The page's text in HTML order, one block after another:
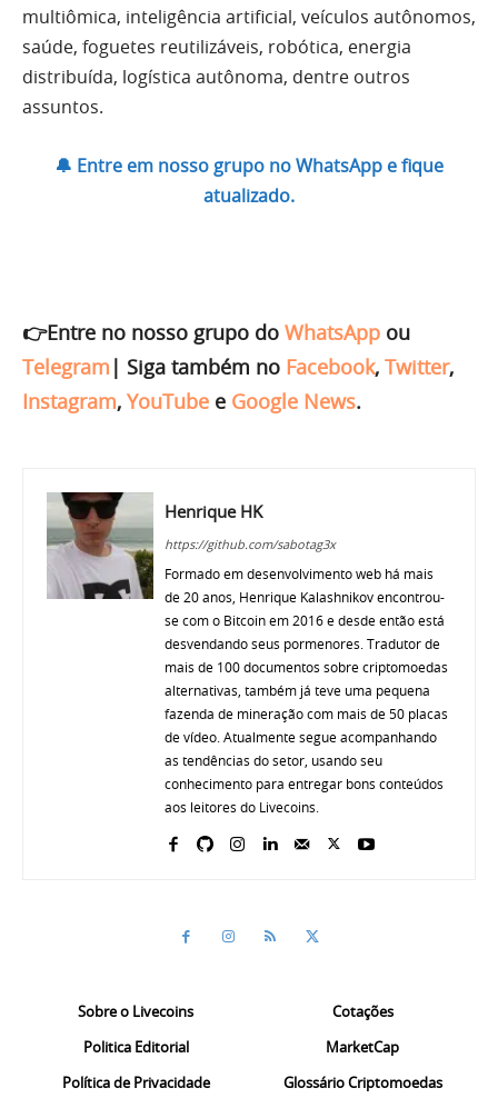
multiômica, inteligência artificial, veículos autônomos,
saúde, foguetes reutilizáveis, robótica, energia
distribuída, logística autônoma, dentre outros
assuntos.
🔔 Entre em nosso grupo no WhatsApp e fique
atualizado.
👉Entre no nosso grupo do WhatsApp ou
Telegram | Siga também no Facebook, Twitter,
Instagram, YouTube e Google News.
Henrique HK
https://github.com/sabotag3x
Formado em desenvolvimento web há mais
de 20 anos, Henrique Kalashnikov encontrou-
se com o Bitcoin em 2016 e desde então está
desvendando seus pormenores. Tradutor de
mais de 100 documentos sobre criptomoedas
alternativas, também já teve uma pequena
fazenda de mineração com mais de 50 placas
de vídeo. Atualmente segue acompanhando
as tendências do setor, usando seu
conhecimento para entregar bons conteúdos
aos leitores do Livecoins.
Sobre o Livecoins
Politica Editorial
Política de Privacidade
Cotações
MarketCap
Glossário Criptomoedas